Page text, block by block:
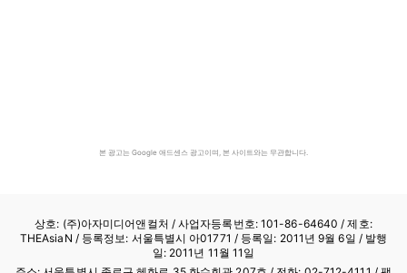
본 광고는 Google 애드센스 광고이며, 본 사이트와는 무관합니다.
상호: (주)아자미디어앤컬처 /사업자등록번호: 101-86-64640 / 제호:
THEAsiaN / 등록정보: 서울특별시 아01771 / 등록일: 2011년 9월 6일 / 발행
일: 2011년 11월 11일